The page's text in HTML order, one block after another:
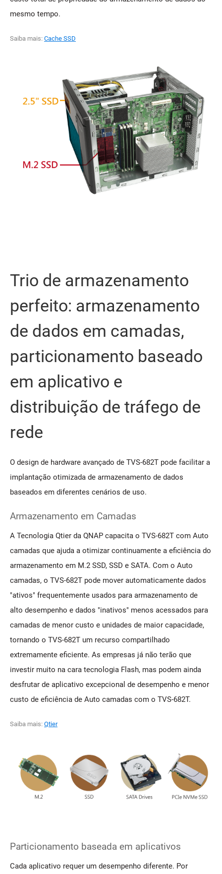
mesmo tempo.
Saiba mais: Cache SSD
Trio de armazenamento
perfeito: armazenamento
de dados em camadas,
particionamento baseado
em aplicativo e
distribuição de tráfego de
rede
O design de hardware avançado de TVS-682T pode facilitar a
implantação otimizada de armazenamento de dados
baseados em diferentes cenários de uso.
Armazenamento em Camadas
A Tecnologia Qtier da QNAP capacita o TVS-682T com Auto
camadas que ajuda a otimizar continuamente a eficiência do
armazenamento em M.2 SSD, SSD e SATA. Com o Auto
camadas, o TVS-682T pode mover automaticamente dados
"ativos" frequentemente usados para armazenamento de
alto desempenho e dados "inativos" menos acessados para
camadas de menor custo e unidades de maior capacidade,
tornando o TVS-682T um recurso compartilhado
extremamente eficiente. As empresas já não terão que
investir muito na cara tecnologia Flash, mas podem ainda
desfrutar de aplicativo excepcional de desempenho e menor
custo de eficiência de Auto camadas com o TVS-682T.
Saiba mais: Qtier
Particionamento baseada em aplicativos
Cada aplicativo requer um desempenho diferente. Por